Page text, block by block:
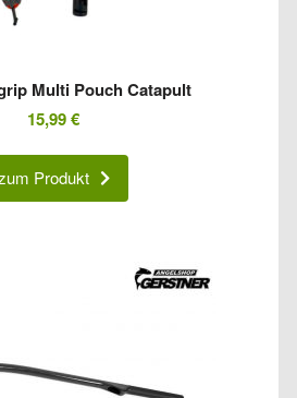
Multi Pouch Catapult
15,99€
Produkt